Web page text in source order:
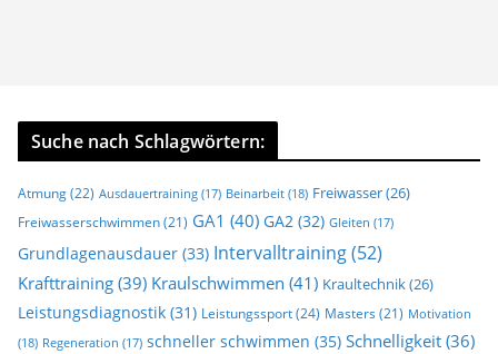
Suche nach Schlagwörtern:
Atmung(22) Ausdauertraining (17) Beinarbeit (18) Freiwasser(26)
Freiwasserschwimmen (21) GA1 (40) GA2 (32) Gleiten (17)
Grundlagenausdauer (33) Intervalltraining(52)
Krafttraining (39) Kraulschwimmen (41) Kraultechnik(26)
Leistungsdiagnostik (31) Leistungssport(24) Masters (21) Motivation
(18) Regeneration (17) schneller schwimmen (35) Schnelligkeit (36)